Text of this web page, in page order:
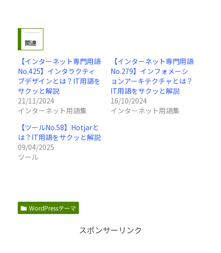
関連
【インターネット専門用語
No.425】インタラクティ
ブデザインとは？IT用語を
サクッと解説
21/11/2024
インターネット用語集
【インターネット専門用語
No.279】インフォメーシ
ョンアーキテクチャとは？
IT用語をサクッと解説
16/10/2024
インターネット用語集
【ツールNo.58】Hotjarと
は？IT用語をサクッと解説
09/04/2025
ツール
WordPressテーマ
スポンサーリンク